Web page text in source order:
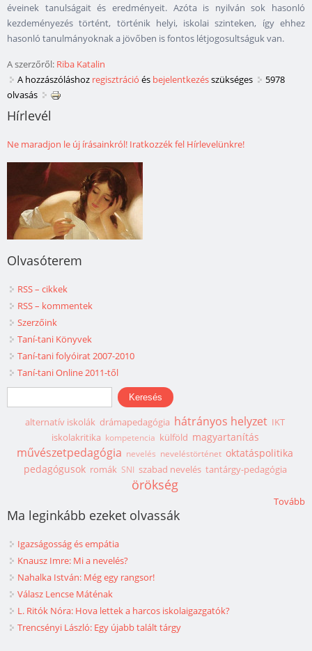
éveinek tanulságait és eredményeit. Azóta is nyilván sok hasonló
kezdeményezés történt, történik helyi, iskolai szinteken, így ehhez
hasonló tanulmányoknak a jövőben is fontos létjogosultságuk van.
A szerzőről: Riba Katalin
A hozzászóláshoz regisztráció és bejelentkezésszükséges
5978
olvasás
Hírlevél
Ne maradjon le új írásainkról! Iratkozzék fel Hírlevelünkre!
Olvasóterem
RSS – cikkek
RSS – kommentek
Szerzőink
Taní-tani Könyvek
Taní-tani folyóirat 2007-2010
Taní-tani Online 2011-től
Keresés űrlap
Keresés
alternatív iskolák drámapedagógia hátrányos helyzet IKT
iskolakritika kompetencia külföld magyartanítás
művészetpedagógia nevelés neveléstörténet oktatáspolitika
pedagógusok romák SNI szabad nevelés tantárgy-pedagógia
örökség
Tovább
Ma leginkább ezeket olvassák
Igazságosság és empátia
Knausz Imre: Mi a nevelés?
Nahalka István: Még egy rangsor!
Válasz Lencse Máténak
L. Ritók Nóra: Hova lettek a harcos iskolaigazgatók?
Trencsényi László: Egy újabb talált tárgy